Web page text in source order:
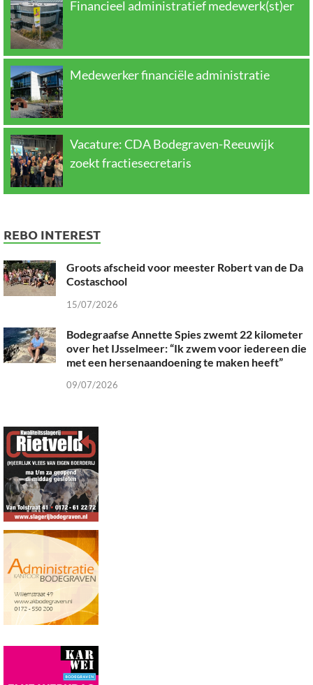
Financieel administratief medewerk(st)er
Medewerker financiële administratie
Vacature: CDA Bodegraven-Reeuwijk
zoekt fractiesecretaris
REBO INTEREST
Groots afscheid voor meester Robert van de Da
Costaschool
15/07/2026
Bodegraafse Annette Spies zwemt 22 kilometer
over het IJsselmeer: “Ik zwem voor iedereen die
met een hersenaandoening te maken heeft”
09/07/2026